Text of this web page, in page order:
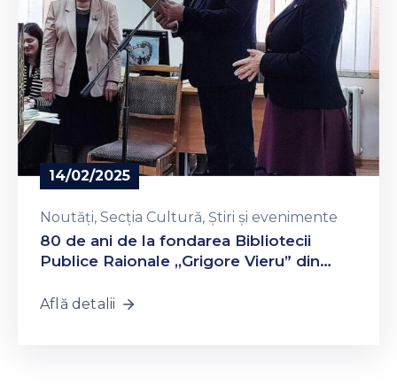
14/02/2025
Noutăți‚ Secția Cultură‚ Știri și evenimente
80 de ani de la fondarea Bibliotecii
Publice Raionale ,,Grigore Vieru” din
Află detalii